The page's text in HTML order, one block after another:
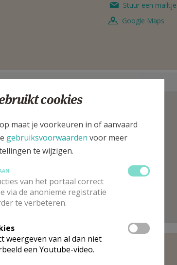
Stuur een mailtje
Google Maps
cookies
maat je voorkeuren in of aanvaard
gebruiksvoorwaarden voor meer
te wijzigen.
van het portaal correct
via de anonieme registratie
te verbeteren.
weergeven van al dan niet
een Youtube-video.